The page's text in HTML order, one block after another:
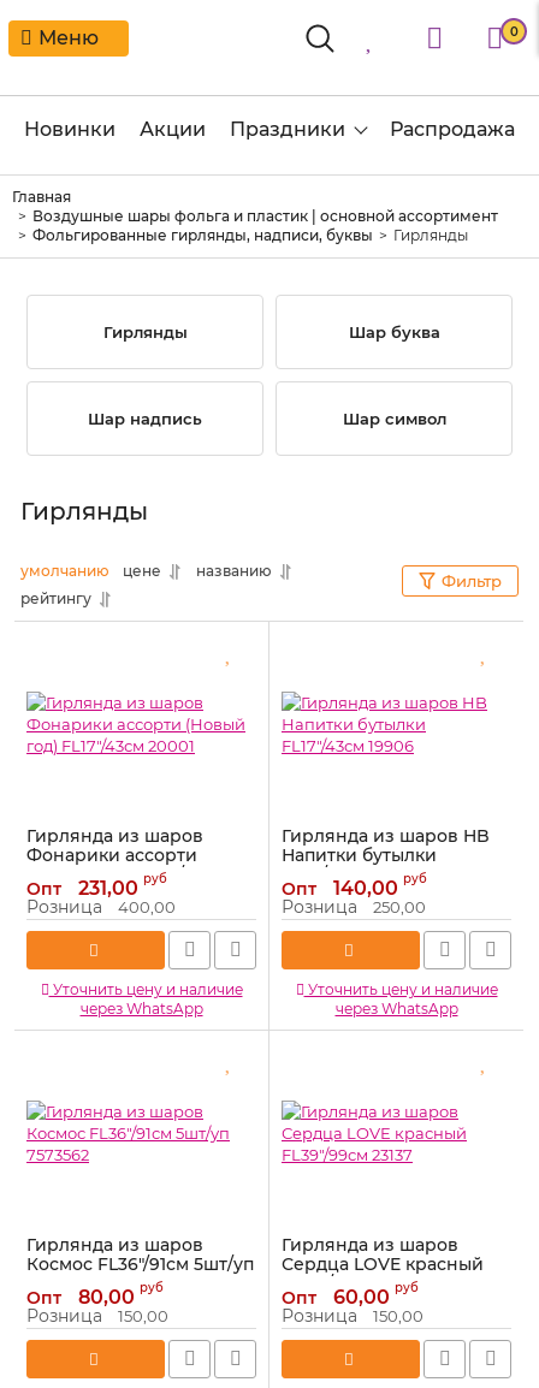
Меню 0
Новинки Акции Праздники Распродажа
Главная
Воздушные шары фольга и пластик | основной ассортимент
Фольгированные гирлянды, надписи, буквы
Гирлянды
Гирлянды Шар буква
Шар надпись Шар символ
Гирлянды
умолчанию цене
названию
рейтингу
Фильтр
Гирлянда из шаров
Фонарики ассорти
(Новый год) FL17"/43см
20001
Артикул: 20001
Опт 231,00 руб
Розница 400,00
Уточнить цену и наличие
через WhatsApp
Гирлянда из шаров HB
Напитки бутылки
FL17"/43см 19906
Артикул: 19906
Опт 140,00 руб
Розница 250,00
Уточнить цену и наличие
через WhatsApp
Гирлянда из шаров
Космос FL36"/91см 5шт/уп
Артикул: 7573562
Опт 80,00 руб
Розница 150,00
Гирлянда из шаров
Сердца LOVE красный
FL39"/99см 23137
Артикул: 23137
Опт 60,00 руб
Розница 150,00